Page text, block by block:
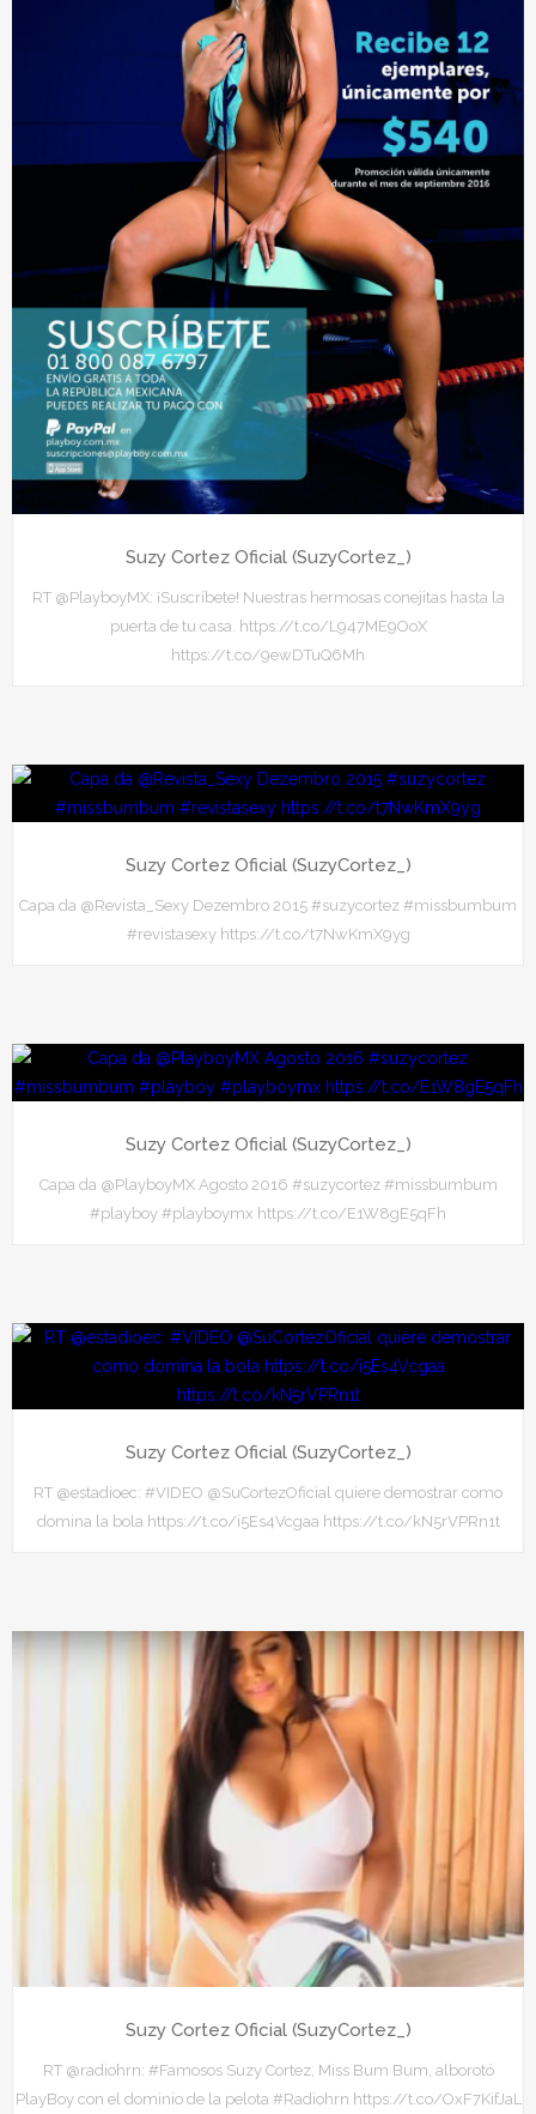
Suzy Cortez Oficial (SuzyCortez_)
RT @PlayboyMX: ¡Suscríbete! Nuestras hermosas conejitas hasta la
puerta de tu casa. https://t.co/L947ME9OoX
https://t.co/9ewDTuQ6Mh
Suzy Cortez Oficial (SuzyCortez_)
Capa da @Revista_Sexy Dezembro 2015 #suzycortez #missbumbum
#revistasexy https://t.co/t7NwKmX9yg
Suzy Cortez Oficial (SuzyCortez_)
Capa da @PlayboyMX Agosto 2016 #suzycortez #missbumbum
#playboy #playboymx https://t.co/E1W8gE5qFh
Suzy Cortez Oficial (SuzyCortez_)
RT @estadioec: #VIDEO @SuCortezOficial quiere demostrar como
domina la bola https://t.co/i5Es4Vcgaa https://t.co/kN5rVPRn1t
Suzy Cortez Oficial (SuzyCortez_)
RT @radiohrn: #Famosos Suzy Cortez, Miss Bum Bum, alborotó
PlayBoy con el dominio de la pelota #Radiohrn https://t.co/OxF7KifJaL